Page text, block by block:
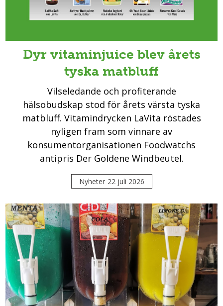
Dyr vitaminjuice blev årets
tyska matbluff
Vilseledande och profiterande
hälsobudskap stod för årets värsta tyska
matbluff. Vitamindrycken LaVita röstades
nyligen fram som vinnare av
konsumentorganisationen Foodwatchs
antipris Der Goldene Windbeutel.
Nyheter 22 juli 2026